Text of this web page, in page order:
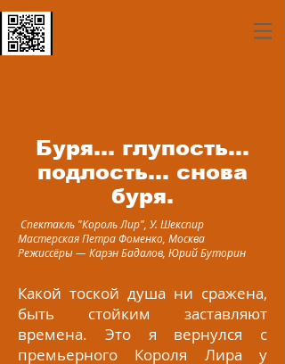
Буря... глупость...
подлость... снова
буря.
Спектакль "Король Лир", У. Шекспир
Мастерская Петра Фоменко, Москва
Режиссёры — Карэн Бадалов, Юрий Буторин
Какой тоской душа ни сражена,
быть стойким заставляют
времена. Это я вернулся с
премьерного Короля Лира у